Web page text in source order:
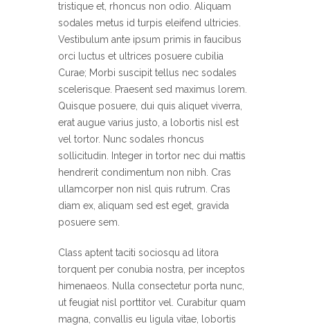
tristique et, rhoncus non odio. Aliquam
sodales metus id turpis eleifend ultricies.
Vestibulum ante ipsum primis in faucibus
orci luctus et ultrices posuere cubilia
Curae; Morbi suscipit tellus nec sodales
scelerisque. Praesent sed maximus lorem.
Quisque posuere, dui quis aliquet viverra,
erat augue varius justo, a lobortis nisl est
vel tortor. Nunc sodales rhoncus
sollicitudin. Integer in tortor nec dui mattis
hendrerit condimentum non nibh. Cras
ullamcorper non nisl quis rutrum. Cras
diam ex, aliquam sed est eget, gravida
posuere sem.
Class aptent taciti sociosqu ad litora
torquent per conubia nostra, per inceptos
himenaeos. Nulla consectetur porta nunc,
ut feugiat nisl porttitor vel. Curabitur quam
magna, convallis eu ligula vitae, lobortis